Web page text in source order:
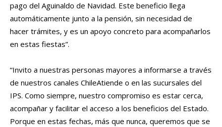
pago del Aguinaldo de Navidad. Este beneficio llega
automáticamente junto a la pensión, sin necesidad de
hacer trámites, y es un apoyo concreto para acompañarlos
en estas fiestas”.
“Invito a nuestras personas mayores a informarse a través
de nuestros canales ChileAtiende o en las sucursales del
IPS. Como siempre, nuestro compromiso es estar cerca,
acompañar y facilitar el acceso a los beneficios del Estado.
Porque en estas fechas, más que nunca, queremos que se